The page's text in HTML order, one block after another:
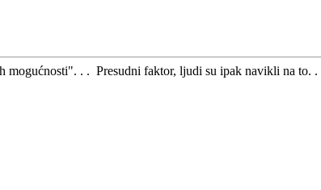
mogućnosti". . . Presudni faktor, ljudi su ipak navikli na to. .